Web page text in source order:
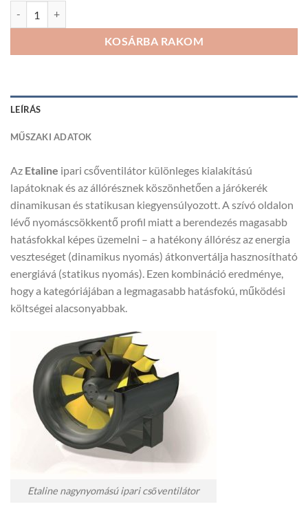
KOSÁRBA RAKOM
LEÍRÁS
MŰSZAKI ADATOK
Az Etaline ipari csőventilátor különleges kialakítású
lapátoknak és az állórésznek köszönhetően a járókerék
dinamikusan és statikusan kiegyensúlyozott. A szívó oldalon
lévő nyomáscsökkentő profil miatt a berendezés magasabb
hatásfokkal képes üzemelni – a hatékony állórész az energia
veszteséget (dinamikus nyomás) átkonvertálja hasznosítható
energiává (statikus nyomás). Ezen kombináció eredménye,
hogy a kategóriájában a legmagasabb hatásfokú, működési
költségei alacsonyabbak.
Etaline nagynyomású ipari csőventilátor